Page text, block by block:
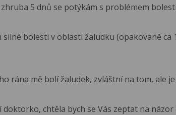
5 dnů se potýkám s problémem
bolesti v oblasti žaludku (opakovaně ca
rána mě bolí žaludek, zvláštní na tom, ale je
doktorko, chtěla bych se Vás zeptat na názor